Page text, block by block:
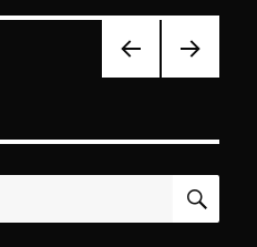
腕
時
計
コ
認
可
さ
せ
検